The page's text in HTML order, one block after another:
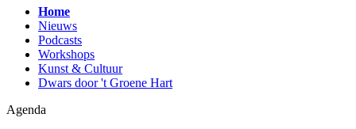
Home
Nieuws
Podcasts
Workshops
Kunst & Cultuur
Dwars door 't Groene Hart
Agenda